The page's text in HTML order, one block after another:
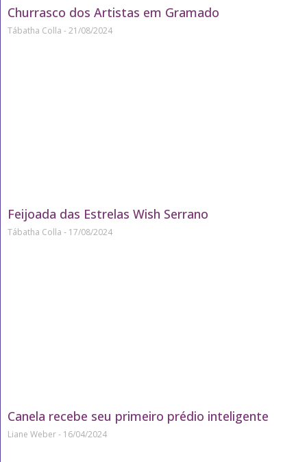
Churrasco dos Artistas em Gramado
Tábatha Colla 21/08/2024
Feijoada das Estrelas Wish Serrano
Tábatha Colla 17/08/2024
Canela recebe seu primeiro prédio inteligente
Liane Weber 16/04/2024